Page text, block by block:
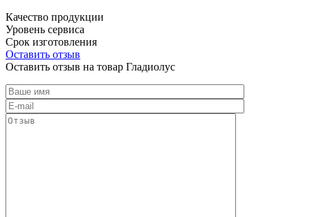
Качество продукции
Уровень сервиса
Срок изготовления
Оставить отзыв
Оставить отзыв на товар Гладиолус